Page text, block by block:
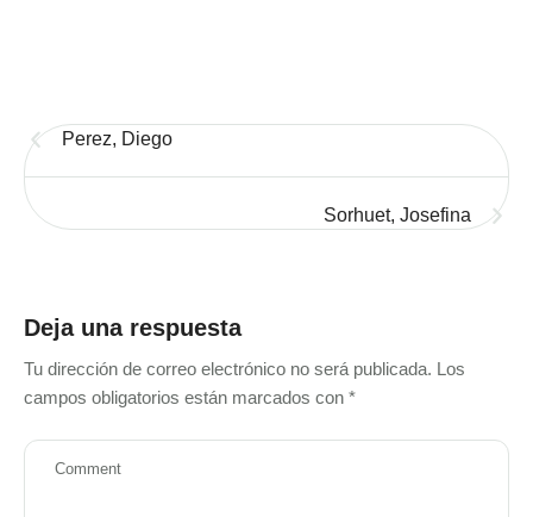
Perez, Diego
Sorhuet, Josefina
Deja una respuesta
Tu dirección de correo electrónico no será publicada. Los
campos obligatorios están marcados con *